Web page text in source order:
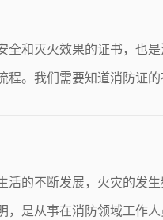
全和灭火效果的证书，也
程。我们需要知道消防证
的不断发展，火灾的发
，是从事在消防领域工作